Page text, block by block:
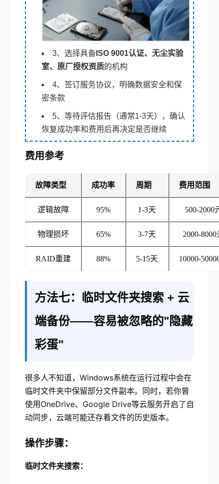
3、选择具备 ISO 9001认证、无尘实验
室、原厂授权资质的机构
4、签订服务协议，明确数据安全和保
密条款
5、等待评估报告（通常1-3天），确认
恢复成功率和费用后再决定是否继续
费用参考
故障类型 成功率 周期 费用范围
逻辑故障 95% 1-3天 500-2000
物理损坏 65% 3-7天 2000-8000
RAID重建 88% 5-15天 10000-
方法七：临时文件夹搜索 + 云
端备份——容易被忽略的"隐藏
彩蛋"
很多人不知道，Windows系统在运行过程中会在
临时文件夹中保留部分文件副本。同时，若你曾
使用OneDrive、Google Drive等云服务开启了自
动同步，云端可能还存着文件的历史版本。
操作步骤：
临时文件夹搜索：